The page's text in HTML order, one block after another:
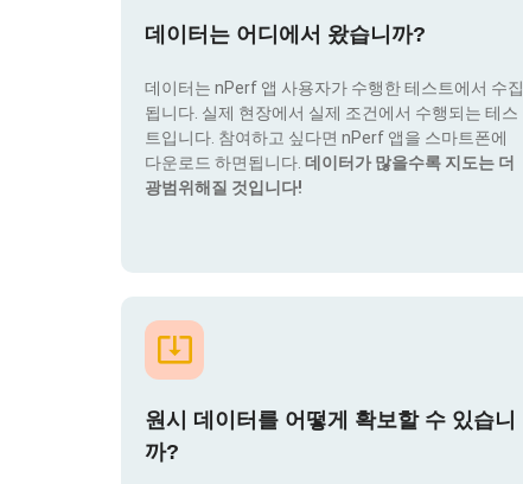
데이터는 어디에서 왔습니까?
데이터는 nPerf 앱 사용자가 수행한 테스트에서 수집
됩니다. 실제 현장에서 실제 조건에서 수행되는 테스
트입니다. 참여하고 싶다면 nPerf 앱을 스마트폰에
다운로드 하면됩니다. 데이터가 많을수록 지도는 더
광범위해질 것입니다!
원시 데이터를 어떻게 확보할 수 있습니
까?